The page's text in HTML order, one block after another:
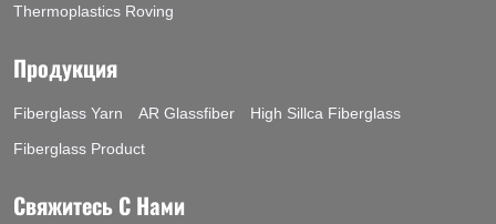
Thermoplastics Roving
Продукция
Fiberglass Yarn AR Glassfiber
High Sillca Fiberglass
Fiberglass Product
Свяжитесь С Нами